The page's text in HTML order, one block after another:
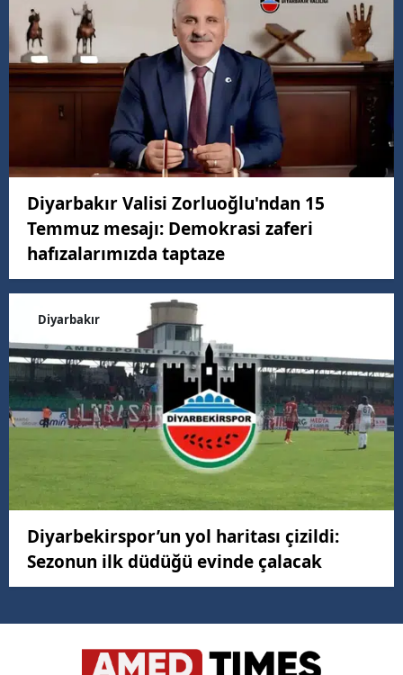
Diyarbakır Valisi Zorluoğlu'ndan 15
Temmuz mesajı: Demokrasi zaferi
hafızalarımızda taptaze
Diyarbakır
Diyarbekirspor’un yol haritası çizildi:
Sezonun ilk düdüğü evinde çalacak